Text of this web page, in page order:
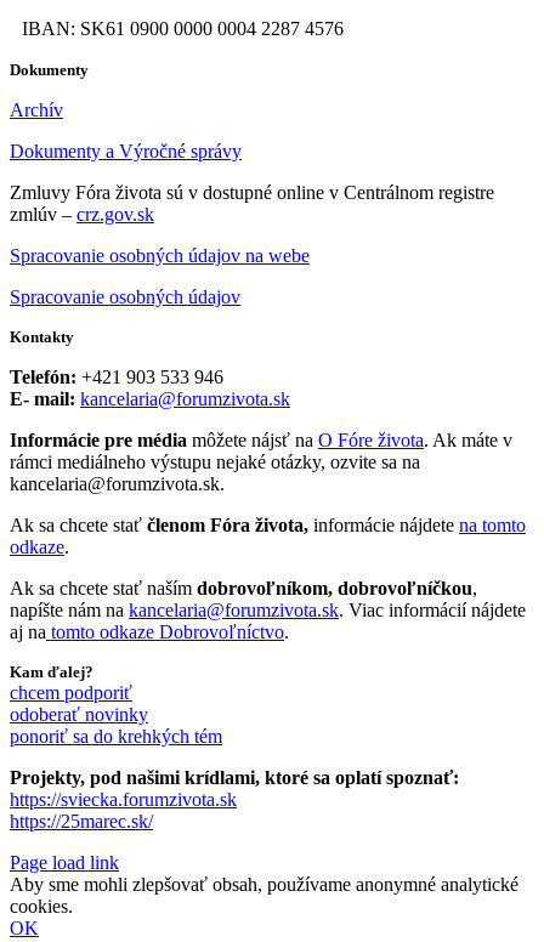
IBAN: SK61 0900 0000 0004 2287 4576
Dokumenty
Archív
Dokumenty a Výročné správy
Zmluvy Fóra života sú v dostupné online v Centrálnom registre
zmlúv – crz.gov.sk
Spracovanie osobných údajov na webe
Spracovanie osobných údajov
Kontakty
Telefón: +421 903 533 946
E- mail: kancelaria@forumzivota.sk
Informácie pre média môžete nájsť na O Fóre života. Ak máte v
rámci mediálneho výstupu nejaké otázky, ozvite sa na
kancelaria@forumzivota.sk.
Ak sa chcete stať členom Fóra života, informácie nájdete na tomto
odkaze.
Ak sa chcete stať naším dobrovoľníkom, dobrovoľníčkou,
napíšte nám na kancelaria@forumzivota.sk. Viac informácií nájdete
aj na tomto odkaze Dobrovoľníctvo.
Kam ďalej?
chcem podporiť
odoberať novinky
ponoriť sa do krehkých tém
Projekty, pod našimi krídlami, ktoré sa oplatí spoznať:
https://sviecka.forumzivota.sk
https://25marec.sk/
Page load link
Aby sme mohli zlepšovať obsah, používame anonymné analytické
cookies.
OK